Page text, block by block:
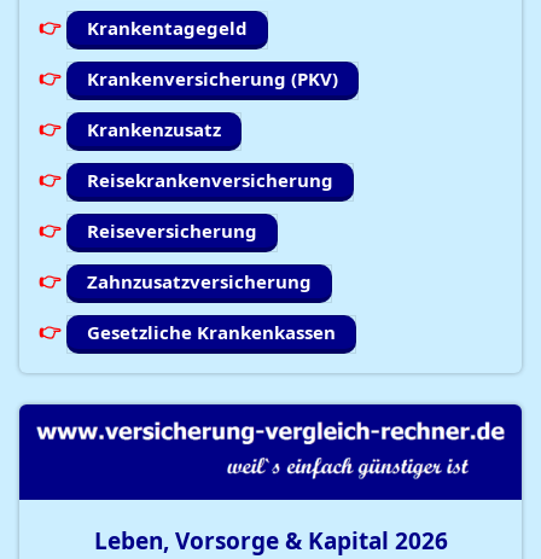
Krankentagegeld
Krankenversicherung (PKV)
Krankenzusatz
Reisekrankenversicherung
Reiseversicherung
Zahnzusatzversicherung
Gesetzliche Krankenkassen
Leben, Vorsorge & Kapital 2026